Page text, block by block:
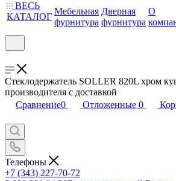
ВЕСЬ
КАТАЛОГ
Мебельная
фурнитура
Дверная
фурнитура
О
Стеклодержатель SOLLER 820L хром
производителя с доставкой
Сравнение0 Отложенные 0
Телефоны
+7 (343) 227-70-72